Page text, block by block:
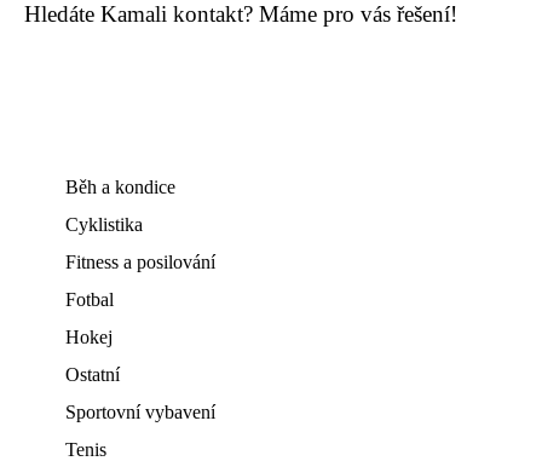
Hledáte Kamali kontakt? Máme pro vás řešení!
Běh a kondice
Cyklistika
Fitness a posilování
Fotbal
Hokej
Ostatní
Sportovní vybavení
Tenis